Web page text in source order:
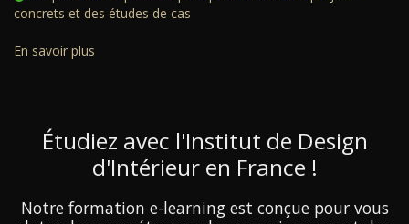
concrets et des études de cas
En savoir plus
Étudiez avec l'Institut de Design
d'Intérieur en France !
Notre formation e-learning est conçue pour vous